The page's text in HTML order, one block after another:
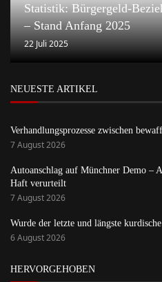
Statistik: Bürgergeld-
– Stand Anfang 2025
22 Juli 2025
NEUESTE ARTIKEL
Verhandlungsprozesse zwischen
7 August 2026
Autoanschlag auf Münchner Demo –
Haft verurteilt
7 August 2026
Wurde der letzte und längste
6 August 2026
HERVORGEHOBEN